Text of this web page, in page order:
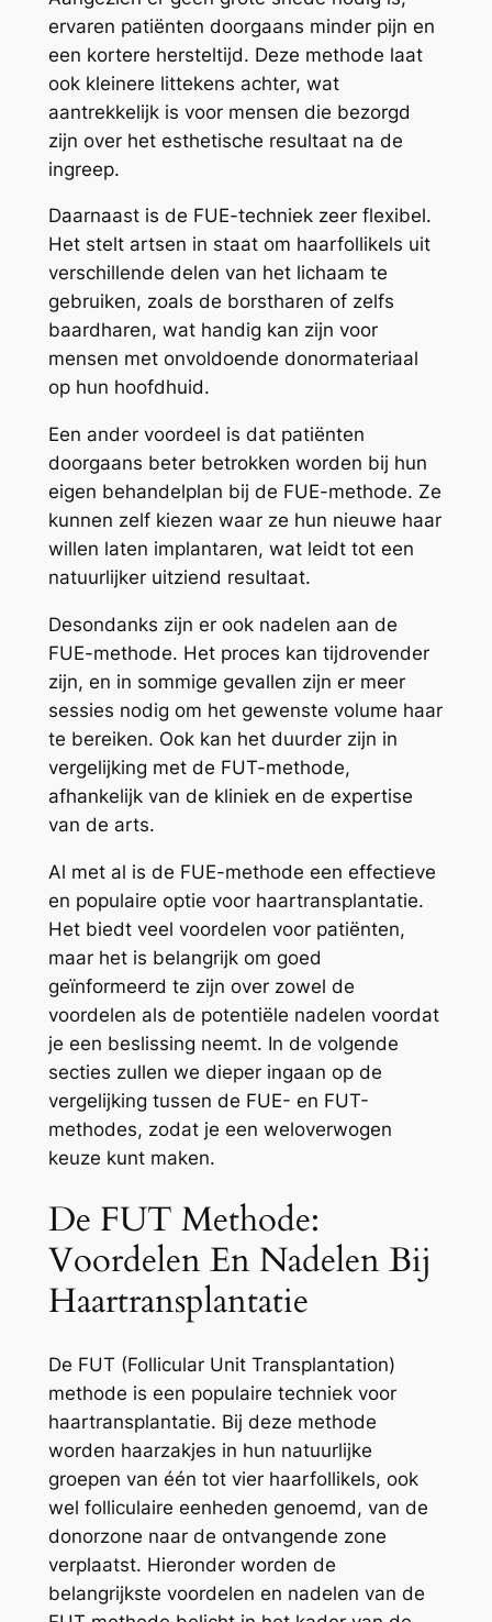
ervaren patiënten doorgaans minder pijn en
een kortere hersteltijd. Deze methode laat
ook kleinere littekens achter, wat
aantrekkelijk is voor mensen die bezorgd
zijn over het esthetische resultaat na de
ingreep.
Daarnaast is de FUE-techniek zeer flexibel.
Het stelt artsen in staat om haarfollikels uit
verschillende delen van het lichaam te
gebruiken, zoals de borstharen of zelfs
baardharen, wat handig kan zijn voor
mensen met onvoldoende donormateriaal
op hun hoofdhuid.
Een ander voordeel is dat patiënten
doorgaans beter betrokken worden bij hun
eigen behandelplan bij de FUE-methode. Ze
kunnen zelf kiezen waar ze hun nieuwe haar
willen laten implantaren, wat leidt tot een
natuurlijker uitziend resultaat.
Desondanks zijn er ook nadelen aan de
FUE-methode. Het proces kan tijdrovender
zijn, en in sommige gevallen zijn er meer
sessies nodig om het gewenste volume haar
te bereiken. Ook kan het duurder zijn in
vergelijking met de FUT-methode,
afhankelijk van de kliniek en de expertise
van de arts.
Al met al is de FUE-methode een effectieve
en populaire optie voor haartransplantatie.
Het biedt veel voordelen voor patiënten,
maar het is belangrijk om goed
geïnformeerd te zijn over zowel de
voordelen als de potentiële nadelen voordat
je een beslissing neemt. In de volgende
secties zullen we dieper ingaan op de
vergelijking tussen de FUE- en FUT-
methodes, zodat je een weloverwogen
keuze kunt maken.
De FUT Methode:
Voordelen En Nadelen Bij
Haartransplantatie
De FUT (Follicular Unit Transplantation)
methode is een populaire techniek voor
haartransplantatie. Bij deze methode
worden haarzakjes in hun natuurlijke
groepen van één tot vier haarfollikels, ook
wel folliculaire eenheden genoemd, van de
donorzone naar de ontvangende zone
verplaatst. Hieronder worden de
belangrijkste voordelen en nadelen van de